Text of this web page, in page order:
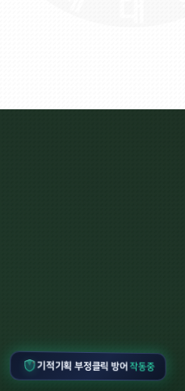
기적기획 부정클릭 방어작동중